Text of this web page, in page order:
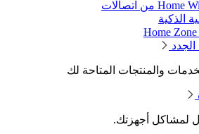
المتاحة لك
أجهزتك.